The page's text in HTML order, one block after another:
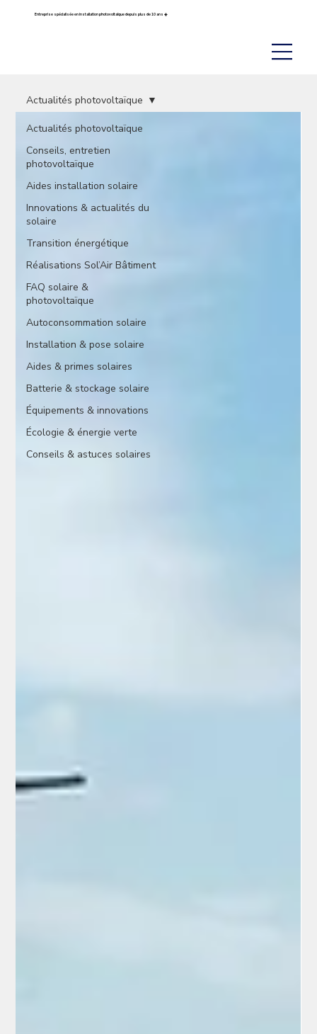
Entreprise spécialisée en installation photovoltaïque depuis plus de 10 ans ☀️
Actualités photovoltaïque
Conseils, entretien
photovoltaïque
Aides installation solaire
Innovations & actualités du
solaire
Transition énergétique
Réalisations Sol’Air Bâtiment
FAQ solaire &
photovoltaïque
Autoconsommation solaire
Installation & pose solaire
Aides & primes solaires
Batterie & stockage solaire
Équipements & innovations
Écologie & énergie verte
Conseils & astuces solaires
Actualités photovoltaïque